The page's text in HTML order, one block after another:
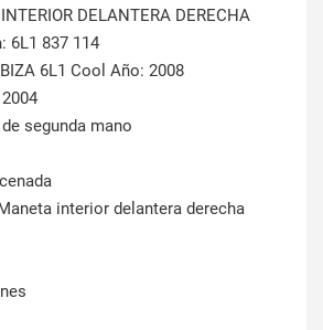
DELANTERA DERECHA
: 6L1 837 114
6L1 Cool Año: 2008
2004
segunda mano
interior delantera derecha